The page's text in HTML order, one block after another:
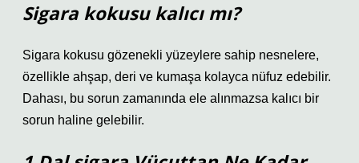
Sigara kokusu kalıcı mı?
Sigara kokusu gözenekli yüzeylere sahip nesnelere,
özellikle ahşap, deri ve kumaşa kolayca nüfuz edebilir.
Dahası, bu sorun zamanında ele alınmazsa kalıcı bir
sorun haline gelebilir.